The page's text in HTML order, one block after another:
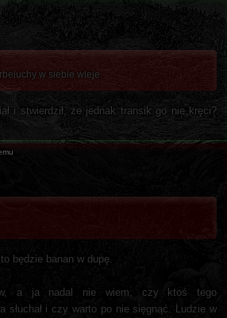
w siebie wleje.
i stwierdził, że jednak transik go nie kręci?
będzie banan w dupę.
a ja nadal nie wiem, czy ktoś tego
słuchał i czy warto po nie sięgnąć. Ludzie w